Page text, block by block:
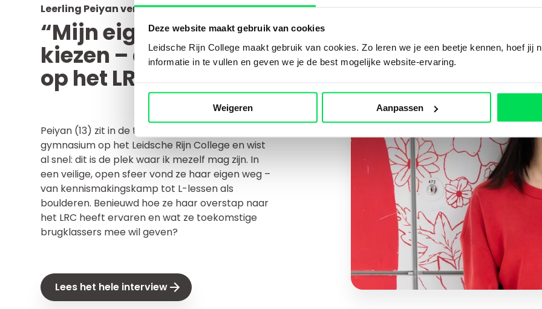
Deze website maakt gebruik van cookies
Leidsche Rijn College maakt gebruik van cookies. Zo leren we je een beetje kennen, hoef jij
informatie in te vullen en geven we je de best mogelijke website-ervaring.
Weigeren Aanpassen
Leerling Peiyan vertelt:
“Mijn eigen pad
kiezen – dat kan hier
op het LRC echt!”
Peiyan (13) zit in de tweede klas van het
gymnasium op het Leidsche Rijn College en wist
al snel: dit is de plek waar ik mezelf mag zijn. In
een veilige, open sfeer vond ze haar eigen weg –
van kennismakingskamp tot L-lessen als
boulderen. Benieuwd hoe ze haar overstap naar
het LRC heeft ervaren en wat ze toekomstige
brugklassers mee wil geven?
Lees het hele interview